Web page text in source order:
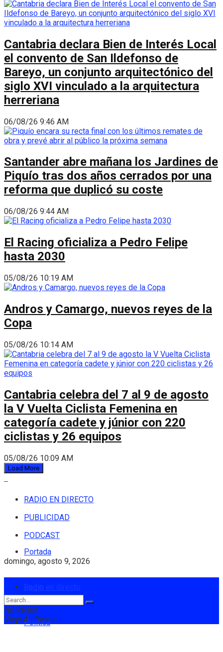
Cantabria declara Bien de Interés Local
el convento de San Ildefonso de
Bareyo, un conjunto arquitectónico del
siglo XVI vinculado a la arquitectura
herreriana
06/08/26 9:46 AM
Santander abre mañana los Jardines de
Piquío tras dos años cerrados por una
reforma que duplicó su coste
06/08/26 9:44 AM
El Racing oficializa a Pedro Felipe
hasta 2030
05/08/26 10:19 AM
Andros y Camargo, nuevos reyes de la
Copa
05/08/26 10:14 AM
Cantabria celebra del 7 al 9 de agosto
la V Vuelta Ciclista Femenina en
categoría cadete y júnior con 220
ciclistas y 26 equipos
05/08/26 10:09 AM
Load More
RADIO EN DIRECTO
PUBLICIDAD
PODCAST
domingo, agosto 9, 2026
Portada
Política
No Result
View All Result